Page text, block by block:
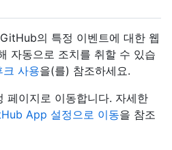
의 특정 이벤트에 대한 웹
자동으로 조치를 취할 수 있습
사용을(를) 참조하세요.
페이지로 이동합니다. 자세한
App 설정으로 이동을 참조